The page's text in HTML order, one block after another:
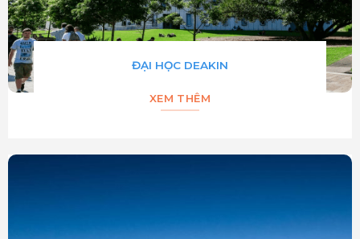
ĐẠI HỌC DEAKIN
XEM THÊM